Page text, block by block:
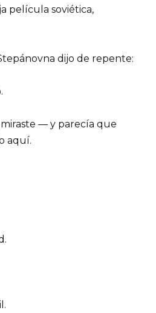
película soviética,
dijo de repente:
— y parecía que
aquí.